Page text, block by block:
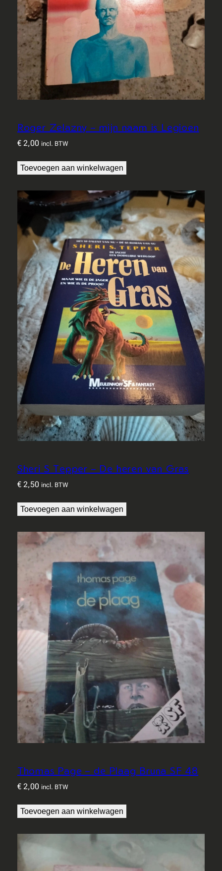
Roger Zelazny – mijn naam is Legioen
€2,00 incl. BTW
Toevoegen aan winkelwagen
Sheri S Tepper – De heren van Gras
€2,50 incl. BTW
Toevoegen aan winkelwagen
Thomas Page – de Plaag Bruna SF 48
€2,00 incl. BTW
Toevoegen aan winkelwagen